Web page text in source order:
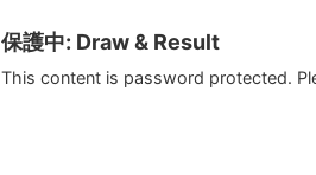
保護中: Draw & Result
This content is password protected.